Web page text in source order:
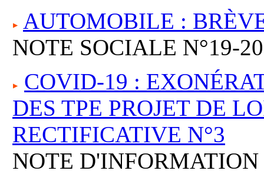
AUTOMOBILE :
NOTE SOCIALE N°19-
COVID-19 :
DES TPE PROJET DE
RECTIFICATIVE N°3
NOTE D'INFORMATION